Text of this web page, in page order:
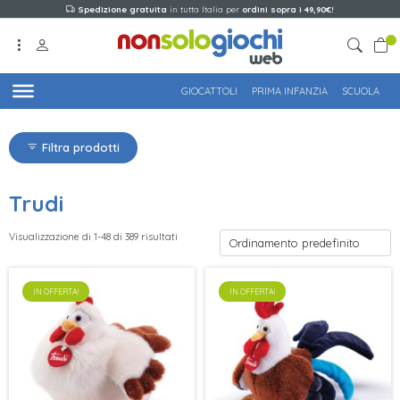
Spedizione gratuita in tutta Italia per ordini sopra i 49,90€!
GIOCATTOLI PRIMA INFANZIA SCUOLA
Filtra prodotti
Trudi
Visualizzazione di 1-48 di 389 risultati
IN OFFERTA! IN OFFERTA!